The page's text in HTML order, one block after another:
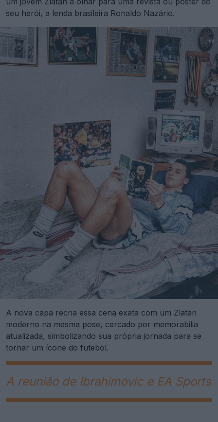
seu herói, a lenda brasileira Ronaldo Nazário.
A nova capa recria essa cena exata com um Zlatan
moderno na mesma pose, cercado por memorabilia
atualizada, simbolizando sua própria jornada para se
tornar um ícone do futebol.
A reunião de Ibrahimovic e EA Sports